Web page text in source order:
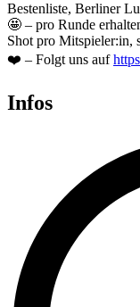
Bestenliste, Berliner
🤩 – pro Runde
Shot pro Mitspieler:in,
❤️ – Folgt uns auf
Infos